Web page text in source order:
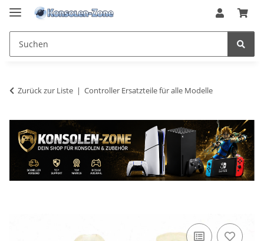
Zurück zur Liste Controller Ersatzteile für alle Modelle